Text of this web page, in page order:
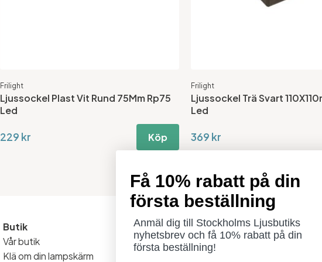
Frilight
Ljussockel Plast Vit Rund 75Mm Rp75
Led
229 kr Köp
Frilight
Ljussockel Trä Svart
Led
369 kr
Butik
Vår butik
Klä om din lampskärm
Öppettider
Måndag - Torsdag: 11-18
Fredag - Lördag: 11-16
Få 10% rabatt på din
första beställning
Anmäl dig till Stockholms Ljusbutiks
nyhetsbrev och få 10% rabatt på din
första beställning!